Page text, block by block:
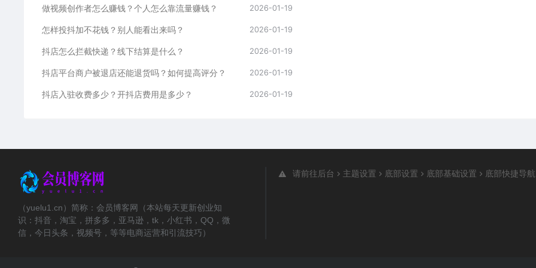
做视频创作者怎么赚钱？个人怎么靠流量赚钱？ 2026-01-19
怎样投抖加不花钱？别人能看出来吗？ 2026-01-19
抖店怎么拦截快递？线下结算是什么？ 2026-01-19
抖店平台商户被退店还能退货吗？如何提高评分？ 2026-01-19
抖店入驻收费多少？开抖店费用是多少？ 2026-01-19
（yuelu1.cn）简称：会员博客网（本站每天更新创业知
识：抖音，淘宝，拼多多，亚马逊，tk，小红书，QQ，微
信，今日头条，视频号，等等电商运营和引流技巧）
请前往后台 主题设置 底部设置 底部基础设置 底部快捷导